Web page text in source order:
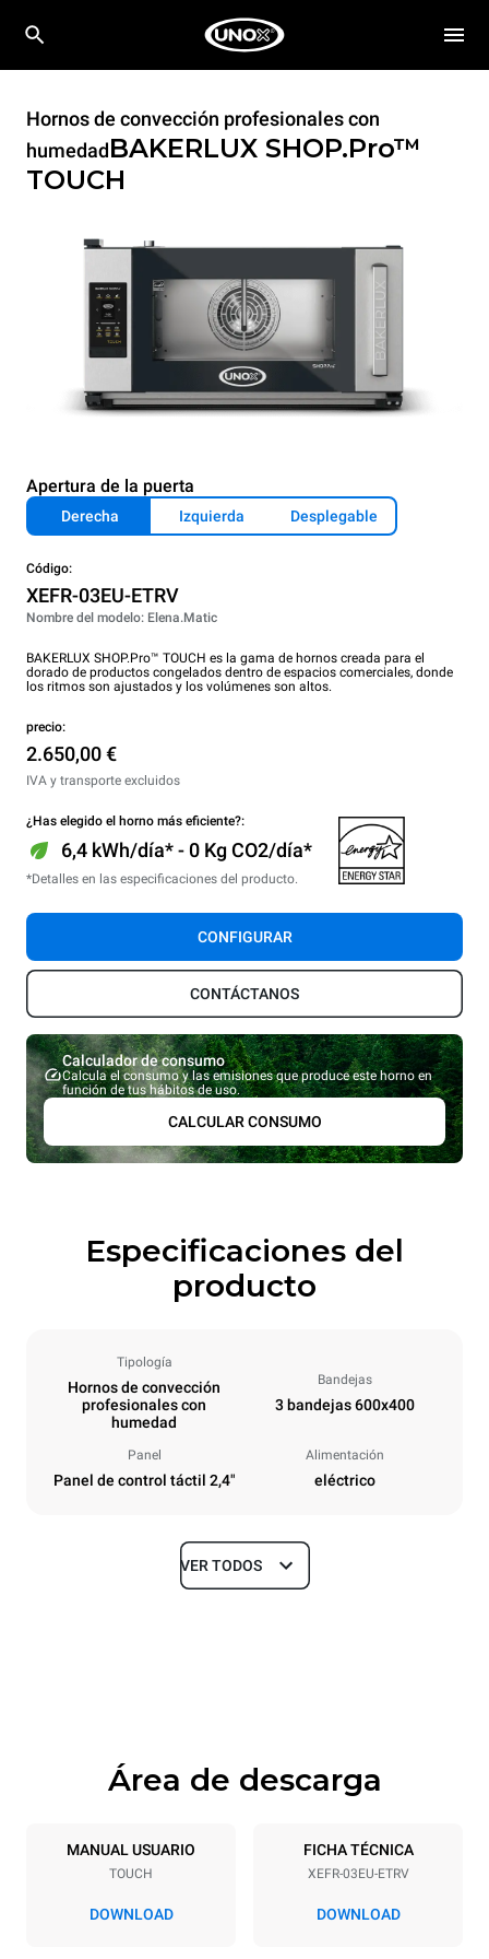
Hornos de convección profesionales con
humedadBAKERLUX SHOP.Pro™
TOUCH
Apertura de la puerta
Derecha Izquierda Desplegable
Código:
XEFR-03EU-ETRV
Nombre del modelo: Elena.Matic
BAKERLUX SHOP.Pro™ TOUCH es la gama de hornos creada para el
dorado de productos congelados dentro de espacios comerciales, donde
los ritmos son ajustados y los volúmenes son altos.
precio:
2.650,00 €
IVA y transporte excluidos
¿Has elegido el horno más eficiente?:
6,4 kWh/día* - 0 Kg CO2/día*
*Detalles en las especificaciones del producto.
CONFIGURAR
CONTÁCTANOS
Calculador de consumo
Calcula el consumo y las emisiones que produce este horno en
función de tus hábitos de uso.
CALCULAR CONSUMO
Especificaciones del
producto
Tipología
Hornos de convección
profesionales con
humedad
Bandejas
3 bandejas 600x400
Panel
Panel de control táctil 2,4"
Alimentación
eléctrico
Tamaños
Especificaciones de la bandeja
3 600x400
Distancia entre bandejas
VER TODOS
Área de descarga
MANUAL USUARIO
TOUCH
DOWNLOAD
FICHA TÉCNICA
XEFR-03EU-ETRV
DOWNLOAD